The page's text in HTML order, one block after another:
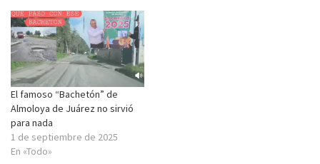
El famoso “Bachetón” de
Almoloya de Juárez no sirvió
para nada
1 de septiembre de 2025
En «Todo»